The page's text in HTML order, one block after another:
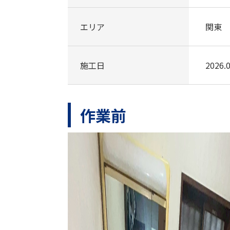
エリア 関東
施工日
作業前